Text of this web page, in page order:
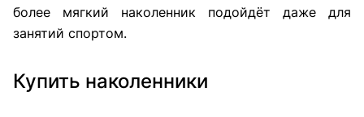
более мягкий наколенник подойдёт даже для
занятий спортом.
Купить наколенники